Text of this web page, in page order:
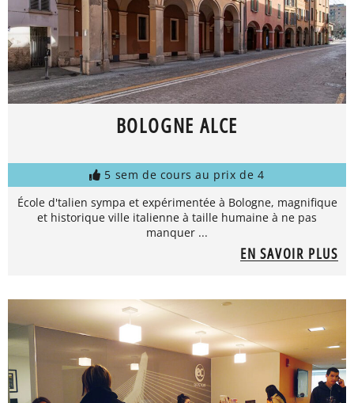
BOLOGNE ALCE
5 sem de cours au prix de 4
École d'talien sympa et expérimentée à Bologne, magnifique
et historique ville italienne à taille humaine à ne pas
manquer ...
EN SAVOIR PLUS